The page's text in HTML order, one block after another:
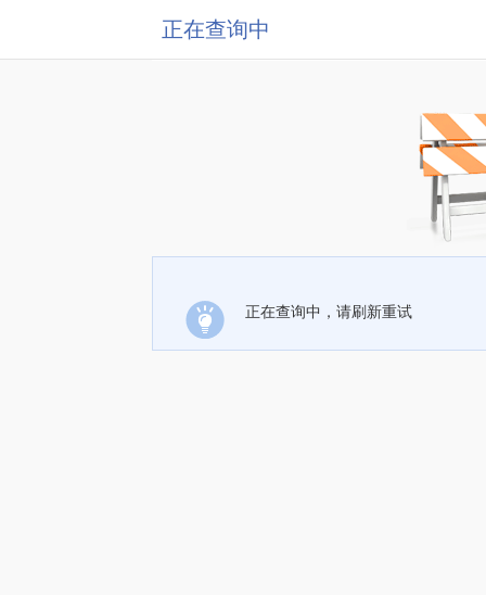
正在查询中
正在查询中，请刷新重试